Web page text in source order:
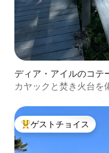
ディア・アイルのコテ
カヤックと焚き火台を
大好評のゲストチョイ
ゲストチョイス